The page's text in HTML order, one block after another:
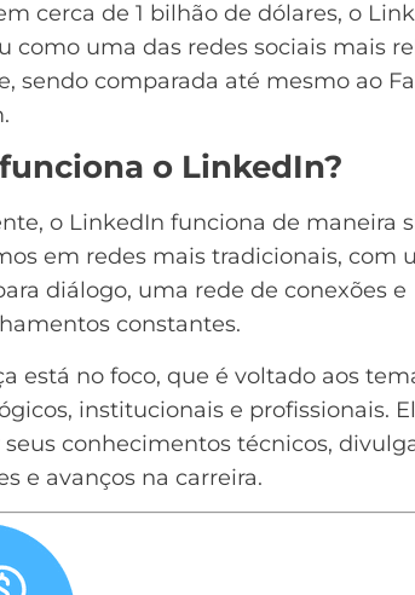
cerca de 1 bilhão de dólares, o
como uma das redes sociais mais
sendo comparada até mesmo ao
.
o LinkedIn?
o LinkedIn funciona de maneira
em redes mais tradicionais, com
diálogo, uma rede de conexões e
constantes.
está no foco, que é voltado aos
institucionais e profissionais.
conhecimentos técnicos,
e avanços na carreira.